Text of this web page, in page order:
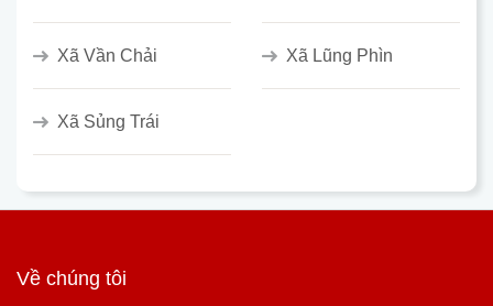
Xã Vần Chải Xã Lũng Phìn
Xã Sủng Trái
Về chúng tôi